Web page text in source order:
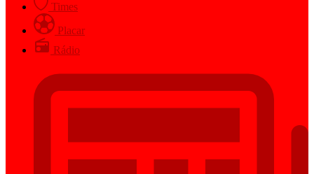
Times
Placar
Rádio